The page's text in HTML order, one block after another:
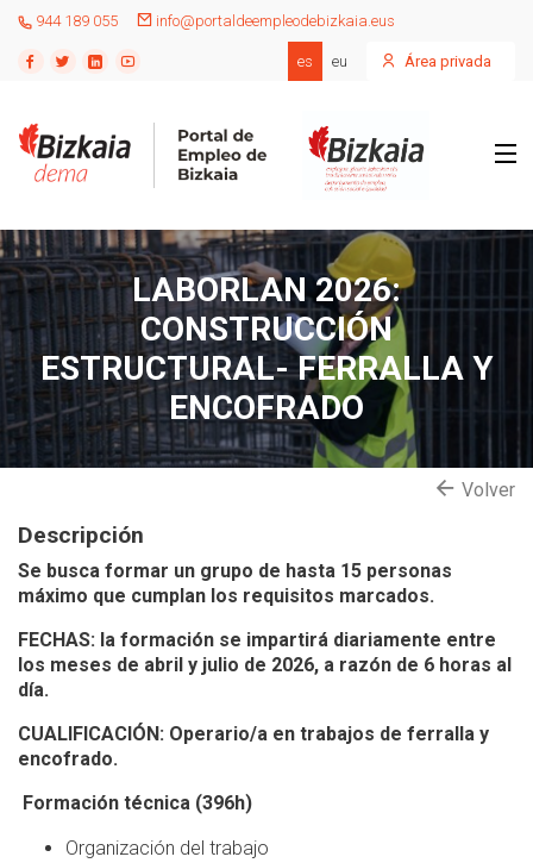
944 189 055 info@portaldeempleodebizkaia.eus
es eu Área privada
LABORLAN 2026:
CONSTRUCCIÓN
ESTRUCTURAL- FERRALLA Y
ENCOFRADO
Volver
Descripción
Se busca formar un grupo de hasta 15 personas
máximo que cumplan los requisitos marcados.
FECHAS: la formación se impartirá diariamente entre
los meses de abril y julio de 2026, a razón de 6 horas al
día.
CUALIFICACIÓN: Operario/a en trabajos de ferralla y
encofrado.
Formación técnica (396h)
Organización del trabajo